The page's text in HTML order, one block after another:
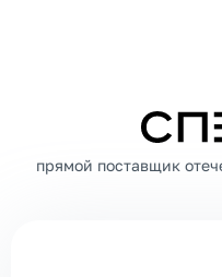
прямой поставщик